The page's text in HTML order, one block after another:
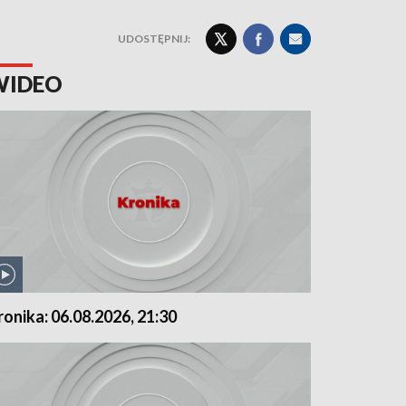
UDOSTĘPNIJ:
06.08.2026, 21:30